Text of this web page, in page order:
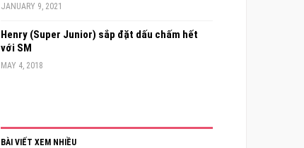
JANUARY 9, 2021
Henry (Super Junior) sắp đặt dấu chấm hết
với SM
MAY 4, 2018
BÀI VIẾT XEM NHIỀU